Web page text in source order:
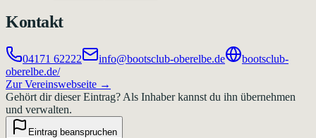
Kontakt
04171 62222 info@bootsclub-oberelbe.de
bootsclub-
oberelbe.de/
Zur Vereinswebseite →
Gehört dir dieser Eintrag? Als Inhaber kannst du ihn übernehmen
und verwalten.
Eintrag beanspruchen